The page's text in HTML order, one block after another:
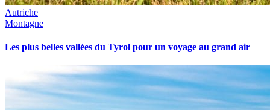
Autriche
Montagne
Les plus belles vallées du Tyrol pour un voyage au grand air